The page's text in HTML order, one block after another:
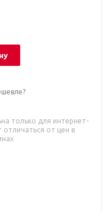
только для интернет-
от цен в